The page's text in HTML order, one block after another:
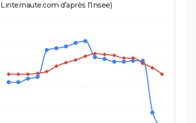
Linternaute.com d'après l'Insee)